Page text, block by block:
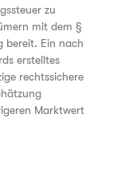
zu
mit dem §
bereit. Ein nach
erstelltes
rechtssichere
Marktwert